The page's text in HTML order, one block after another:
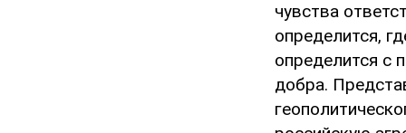
чувства
определится,
определится с
добра.